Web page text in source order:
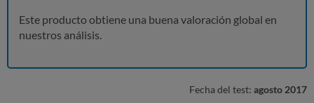
Este producto obtiene una buena valoración global en
nuestros análisis.
Fecha del test: agosto 2017